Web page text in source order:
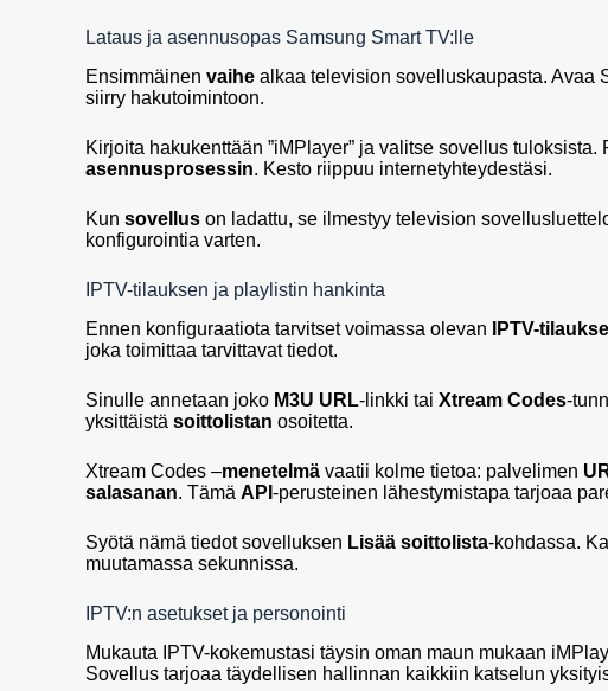
Lataus ja asennusopas Samsung Smart TV:lle
Ensimmäinen vaihe alkaa television sovelluskaupasta. Avaa
siirry hakutoimintoon.
Kirjoita hakukenttään ”iMPlayer” ja valitse sovellus tuloksista.
asennusprosessin. Kesto riippuu internetyhteydestäsi.
Kun sovellus on ladattu, se ilmestyy television
konfigurointia varten.
IPTV-tilauksen ja playlistin hankinta
Ennen konfiguraatiota tarvitset voimassa olevan
IPTV-
joka toimittaa tarvittavat tiedot.
Sinulle annetaan joko M3U URL-linkki tai Xtream Codes-
yksittäistä soittolistan osoitetta.
Xtream Codes –menetelmä vaatii kolme tietoa: palvelimen
salasanan. Tämä API -perusteinen lähestymistapa tarjoaa
Syötä nämä tiedot sovelluksen Lisää soittolista-kohdassa.
muutamassa sekunnissa.
IPTV:n asetukset ja personointi
Mukauta IPTV-kokemustasi täysin oman maun mukaan
Sovellus tarjoaa täydellisen hallinnan kaikkiin katselun